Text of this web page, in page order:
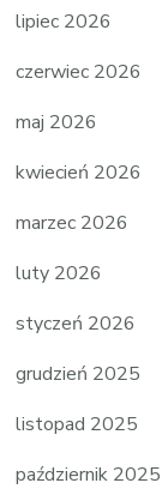
lipiec 2026
czerwiec 2026
maj 2026
kwiecień 2026
marzec 2026
luty 2026
styczeń 2026
grudzień 2025
listopad 2025
październik 2025